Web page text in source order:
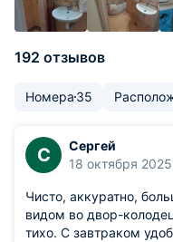
192 отзывов
Номера 35
С
Сергей
18 октября 2025
Чисто, аккуратно,
видом во двор-
тихо. С завтраком